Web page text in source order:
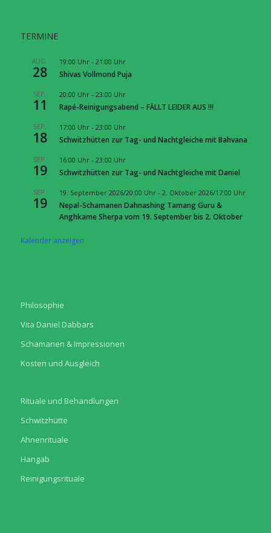
TERMINE
AUG.
28
19:00 Uhr- 21:00 Uhr
Shivas Vollmond Puja
SEP.
11
20:00 Uhr- 23:00 Uhr
Rapé-Reinigungsabend – FÄLLT LEIDER AUS !!!
SEP.
18
17:00 Uhr- 23:00 Uhr
Schwitzhütten zur Tag- und Nachtgleiche mit Bahvana
SEP.
19
16:00 Uhr- 23:00 Uhr
Schwitzhütten zur Tag- und Nachtgleiche mit Daniel
SEP.
19
19. September 2026/20:00 Uhr- 2. Oktober 2026/17:00 Uhr
Nepal-Schamanen Dahnashing Tamang Guru &
Anghkame Sherpa vom 19. September bis 2. Oktober
Kalender anzeigen
Philosophie
Vita Daniel Dabbars
Schamanen & Impressionen
Kosten und Ausgleich
Rituale und Behandlungen
Schwitzhütte
Ahnenrituale
Hangab
Reinigungsrituale